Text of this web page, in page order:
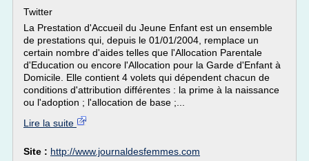
Twitter
La Prestation d'Accueil du Jeune Enfant est un ensemble
de prestations qui, depuis le 01/01/2004, remplace un
certain nombre d'aides telles que l'Allocation Parentale
d'Education ou encore l'Allocation pour la Garde d'Enfant à
Domicile. Elle contient 4 volets qui dépendent chacun de
conditions d'attribution différentes : la prime à la naissance
ou l'adoption ; l'allocation de base ;...
Lire la suite
Site : http://www.journaldesfemmes.com